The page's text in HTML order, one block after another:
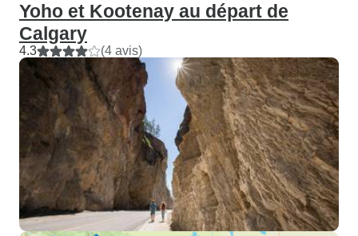
Yoho et Kootenay au départ de
Calgary
4.3 (4 avis)